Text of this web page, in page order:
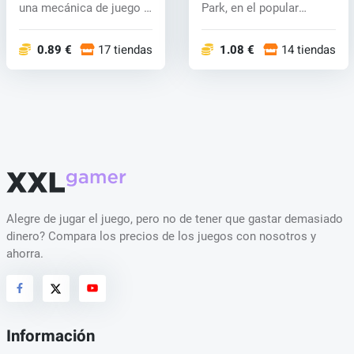
una mecánica de juego y
0.89 € 17 tiendas
Park, en el popular
1.08 € 14 tiendas
Alegre de jugar el juego, pero no de tener que gastar demasiado
dinero? Compara los precios de los juegos con nosotros y
ahorra.
Información